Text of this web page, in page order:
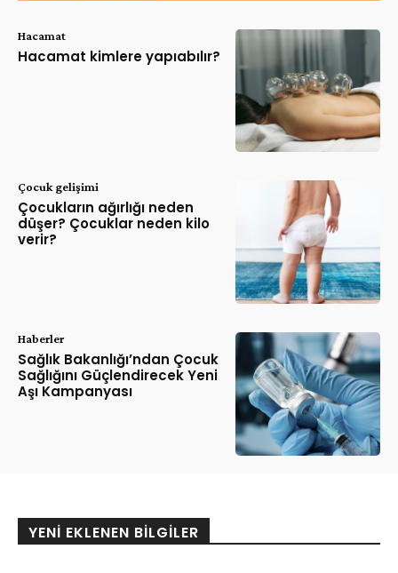
Hacamat
Hacamat kimlere yapıabılır?
Çocuk gelişimi
Çocukların ağırlığı neden
düşer? Çocuklar neden kilo
verir?
Haberler
Sağlık Bakanlığı’ndan Çocuk
Sağlığını Güçlendirecek Yeni
Aşı Kampanyası
YENI EKLENEN BILGILER